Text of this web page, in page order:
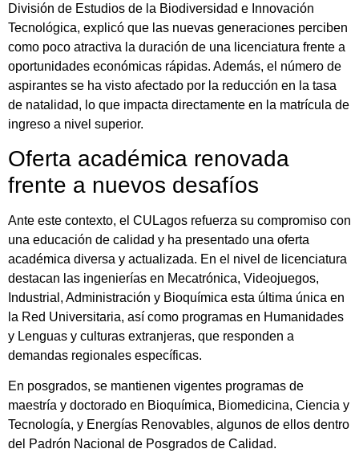
División de Estudios de la Biodiversidad e Innovación
Tecnológica, explicó que las nuevas generaciones perciben
como poco atractiva la duración de una licenciatura frente a
oportunidades económicas rápidas. Además, el número de
aspirantes se ha visto afectado por la reducción en la tasa
de natalidad, lo que impacta directamente en la matrícula de
ingreso a nivel superior.
Oferta académica renovada
frente a nuevos desafíos
Ante este contexto, el CULagos refuerza su compromiso con
una educación de calidad y ha presentado una oferta
académica diversa y actualizada. En el nivel de licenciatura
destacan las ingenierías en Mecatrónica, Videojuegos,
Industrial, Administración y Bioquímica esta última única en
la Red Universitaria, así como programas en Humanidades
y Lenguas y culturas extranjeras, que responden a
demandas regionales específicas.
En posgrados, se mantienen vigentes programas de
maestría y doctorado en Bioquímica, Biomedicina, Ciencia y
Tecnología, y Energías Renovables, algunos de ellos dentro
del Padrón Nacional de Posgrados de Calidad.